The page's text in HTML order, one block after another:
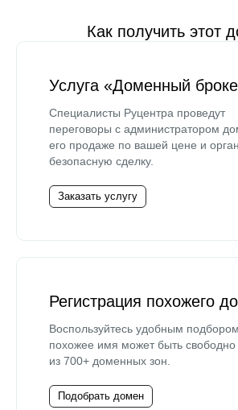
Как получить этот
Услуга «Доменный
Специалисты Руцентра проведут
переговоры с администратором
его продаже по вашей цене и
безопасную сделку.
Заказать услугу
Регистрация похожего
Воспользуйтесь удобным
похожее имя может быть свободно
из 700+ доменных зон.
Подобрать домен